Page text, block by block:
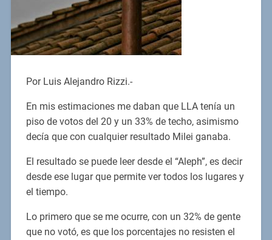
Por Luis Alejandro Rizzi.-
En mis estimaciones me daban que LLA tenía un
piso de votos del 20 y un 33% de techo, asimismo
decía que con cualquier resultado Milei ganaba.
El resultado se puede leer desde el “Aleph”, es decir
desde ese lugar que permite ver todos los lugares y
el tiempo.
Lo primero que se me ocurre, con un 32% de gente
que no votó, es que los porcentajes no resisten el